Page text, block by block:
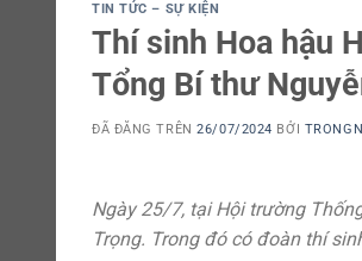
TIN TỨC – SỰ KIỆN
Thí sinh Hoa hậu
Tổng Bí thư
ĐÃ ĐĂNG TRÊN26/07/2024 BỞI
Ngày 25/7, tại Hội trường
Trọng. Trong đó có đoàn thí